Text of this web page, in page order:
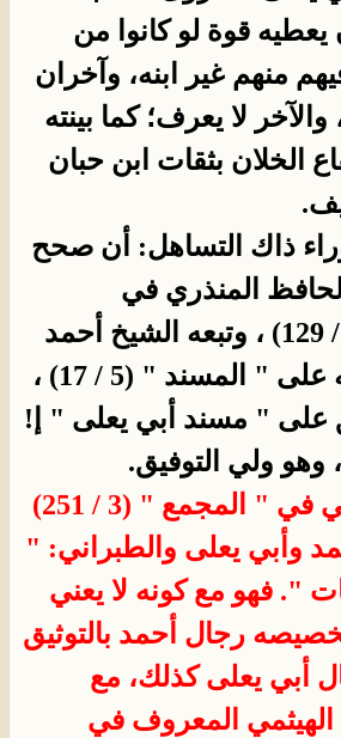
قوة لو كانوا من
منهم غير ابنه، وآخران
لا يعرف؛ كما بينته
الخلان بثقات ابن حبان
ذاك التساهل: أن صحح
المنذري في
" الترغيب " (2 / 129) ، وتبعه الشيخ أحمد
شاكر في تعليقه على " المسند " (5 / 17) ،
على " مسند أبي يعلى " إ!
وهو ولي التوفيق.
وأما قول الهيثمي في " المجمع " (3 / 251)
وأبي يعلى والطبراني: "
". فهو مع كونه لا يعني
رجال أحمد بالتوثيق
أبي يعلى كذلك، مع
المعروف في